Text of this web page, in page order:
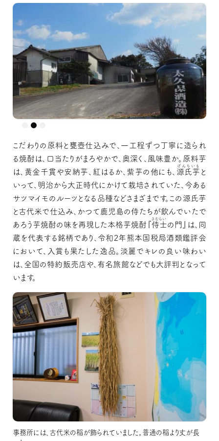
こだわりの原料と甕壺仕込みで、一工程ずつ丁寧に造られ
る焼酎は、口当たりがまろやかで、奥深く、風味豊か。原料芋
は、黄金千貫や安納芋、紅はるか、紫芋の他にも、 源氏芋
げんちいも
と
いって、明治から大正時代にかけて栽培されていた、今ある
サツマイモのルーツとなる品種などさまざまです。この源氏芋
と古代米で仕込み、かつて鹿児島の侍たちが飲んでいたで
あろう芋焼酎の味を再現した本格芋焼酎『侍士
さむらい
の門』は、同
蔵を代表する銘柄であり、令和2年熊本国税局酒類鑑評会
において、入賞も果たした逸品。淡麗でキレの良い味わい
は、全国の特約販売店や、有名旅館などでも大評判となって
います。
事務所には、古代米の稲が飾られていました。普通の稲より丈が長